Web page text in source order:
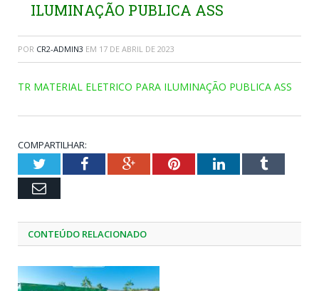
ILUMINAÇÃO PUBLICA ASS
POR CR2-ADMIN3 EM 17 DE ABRIL DE 2023
TR MATERIAL ELETRICO PARA ILUMINAÇÃO PUBLICA ASS
COMPARTILHAR:
TwitterFacebookGoogle+PinterestLinkedInTumblr
Email
CONTEÚDO RELACIONADO